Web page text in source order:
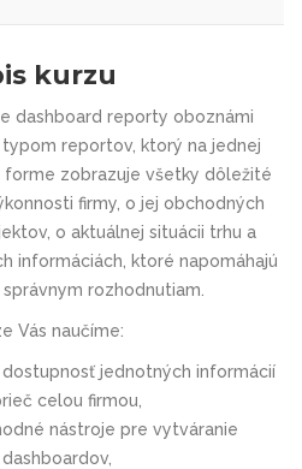
kurzu
dashboard reporty oboznámi
reportov, ktorý na jednej
forme zobrazuje všetky dôležité
firmy, o jej obchodných
o aktuálnej situácii trhu a
informáciách, ktoré napomáhajú
rozhodnutiam.
Vás naučíme:
jednotných informácií
celou firmou,
nástroje pre vytváranie
dashboardov,